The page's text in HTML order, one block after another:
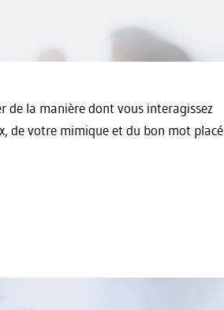
de la manière dont vous interagissez
de votre mimique et du bon mot placé